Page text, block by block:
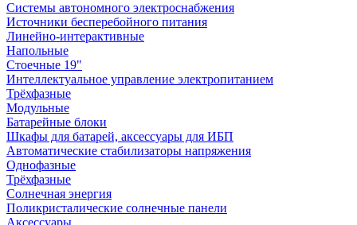
Системы автономного электроснабжения
Источники бесперебойного питания
Линейно-интерактивные
Напольные
Стоечные 19"
Интеллектуальное управление электропитанием
Трёхфазные
Модульные
Батарейные блоки
Шкафы для батарей, аксессуары для ИБП
Автоматические стабилизаторы напряжения
Однофазные
Трёхфазные
Солнечная энергия
Поликристалические солнечные панели
Аксессуары